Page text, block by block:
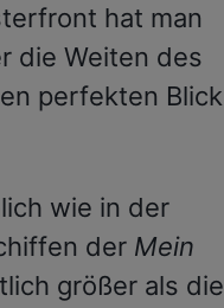
hat man
die Weiten des
perfekten Blick
wie in der
der Mein
größer als die